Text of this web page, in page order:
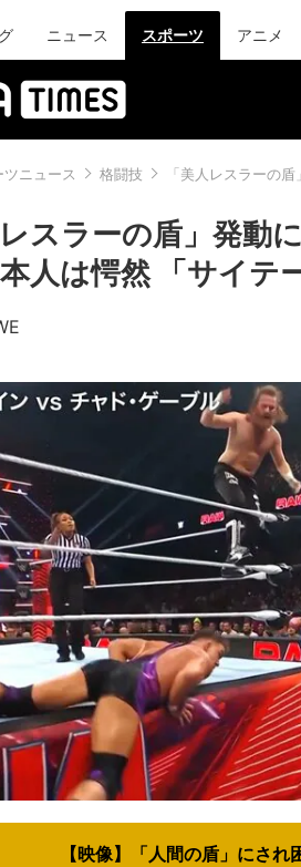
ニュース スポーツ アニメ
ツニュース 格闘技 「美人レスラーの
レスラーの盾」発動
人は愕然 「サイテ
【映像】「人間の盾」にさ